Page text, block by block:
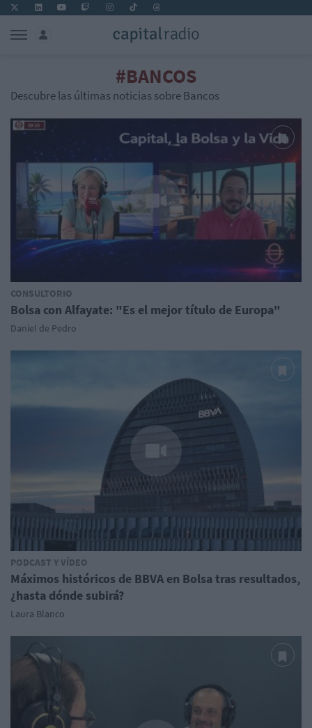
#BANCOS
Descubre las últimas noticias sobre Bancos
CONSULTORIO
Bolsa con Alfayate: "Es el mejor título de Europa"
Daniel de Pedro
PODCAST Y VÍDEO
Máximos históricos de BBVA en Bolsa tras resultados,
¿hasta dónde subirá?
Laura Blanco